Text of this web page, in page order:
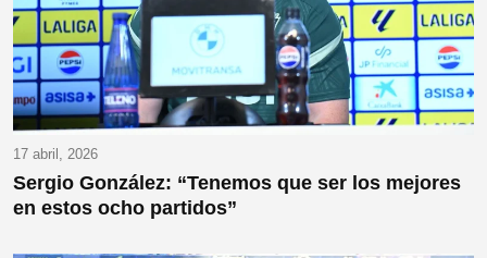
17 abril, 2026
Sergio González: “Tenemos que ser los mejores
en estos ocho partidos”